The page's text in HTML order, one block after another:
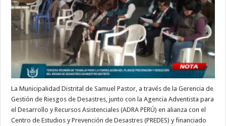
La Municipalidad Distrital de Samuel Pastor, a través de la Gerencia de
Gestión de Riesgos de Desastres, junto con la Agencia Adventista para
el Desarrollo y Recursos Asistenciales (ADRA PERÚ) en alianza con el
Centro de Estudios y Prevención de Desastres (PREDES) y financiado